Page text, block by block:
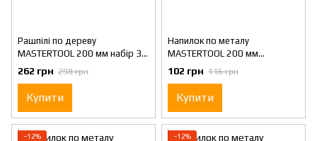
Рашпілі по дереву
MASTERTOOL 200 мм набір 3
шт плоский/круглий/
напівкруглий 06-0330
262 грн 298 грн
Купити
Напилок по металу
MASTERTOOL 200 мм
квадратний 06-0204
102 грн 116 грн
Купити
−12%
−12%